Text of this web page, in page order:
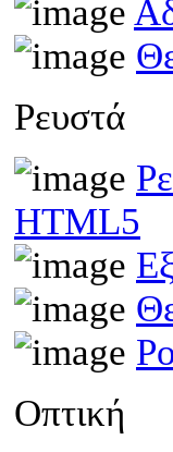
Ρευστά
HTML5
Οπτική